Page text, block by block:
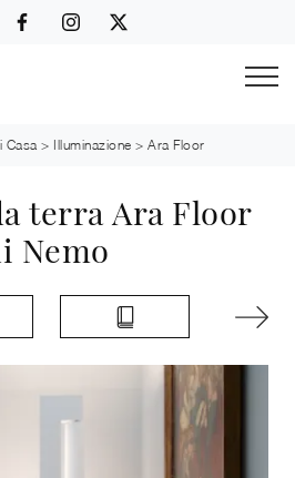
Casa > Illuminazione >Ara Floor
terra Ara Floor
Nemo